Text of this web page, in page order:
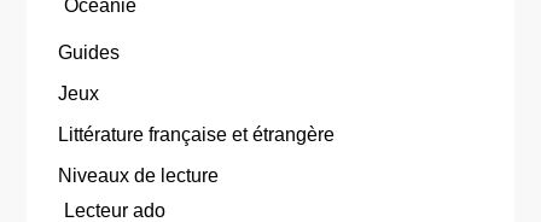
Océanie
Guides
Jeux
Littérature française et étrangère
Niveaux de lecture
Lecteur ado